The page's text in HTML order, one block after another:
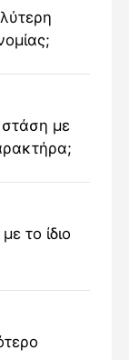
με
το ίδιο